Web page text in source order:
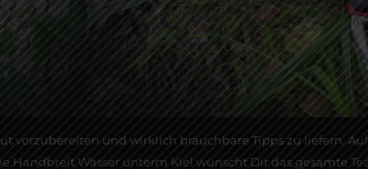
vorzubereiten und wirklich brauchbare Tipps zu liefern.
Handbreit Wasser unterm Kiel wünscht Dir das gesamte